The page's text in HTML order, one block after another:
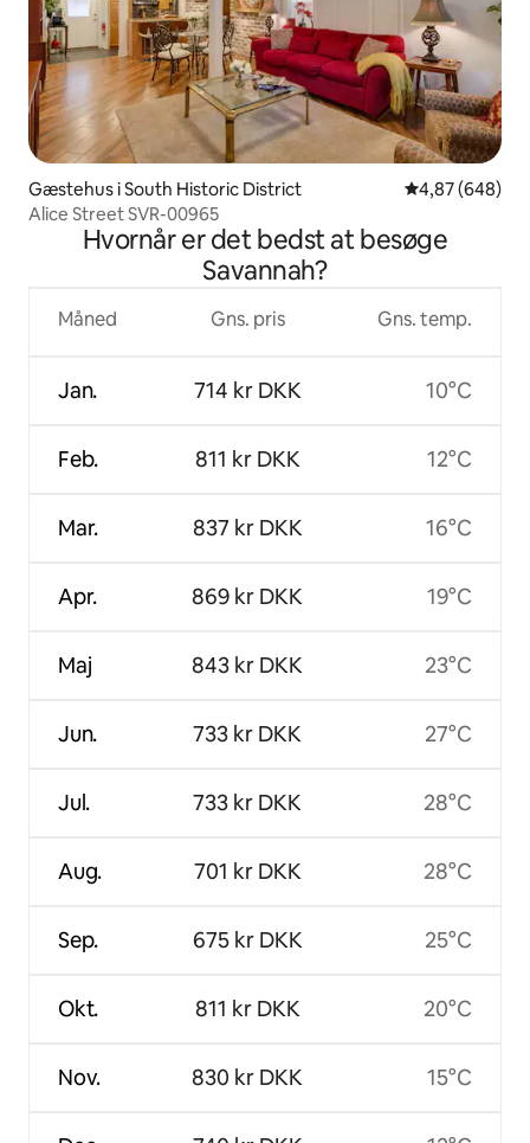
Gæstehus i South Historic District 4,87 ud af 5 i
4,87 (648)
Alice Street SVR-00965
Hvornår er det bedst at besøge
Savannah?
Måned
Jan.
Feb.
Mar.
Apr.
Maj
Jun.
Jul.
Aug.
Sep.
Okt.
Nov.
Gns. pris
714 kr DKK
811 kr DKK
837 kr DKK
869 kr DKK
843 kr DKK
733 kr DKK
733 kr DKK
701 kr DKK
675 kr DKK
811 kr DKK
830 kr DKK
Gns. temp.
10°C
12°C
16°C
19°C
23°C
27°C
28°C
28°C
25°C
20°C
15°C